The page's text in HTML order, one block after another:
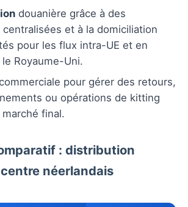
douanière grâce à des
et à la domiciliation
pour les flux intra-UE et en
Royaume-Uni.
pour gérer des retours,
ou opérations de kitting
final.
: distribution
néerlandais